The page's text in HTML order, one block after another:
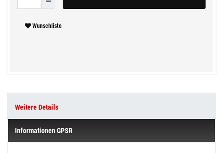
Wunschliste
Weitere Details
Informationen GPSR